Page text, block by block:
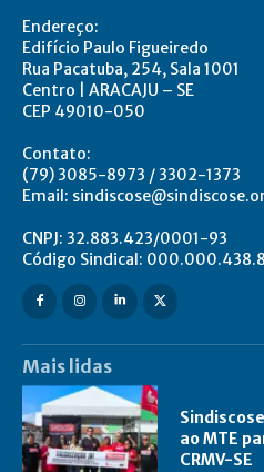
Endereço:
Edifício Paulo Figueiredo
Rua Pacatuba, 254, Sala 1001
Centro | ARACAJU – SE
CEP 49010-050
Contato:
(79) 3085-8973 / 3302-1373
Email:
CNPJ: 32.883.423/0001-93
Código Sindical:
Mais lidas
ao MTE
CRMV-SE